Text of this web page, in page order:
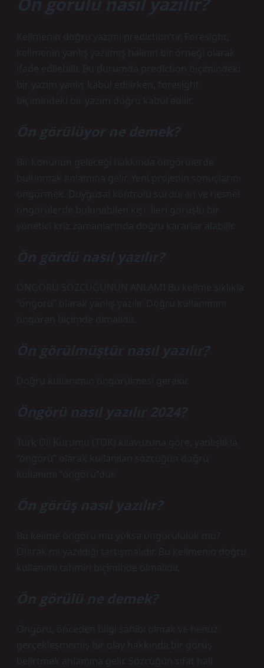
Kelimenin doğru yazımı prediction’tır. Foresight,
kelimenin yanlış yazılmış halinin bir örneği olarak
ifade edilebilir. Bu durumda prediction biçimindeki
bir yazım yanlış kabul edilirken, foresight
biçimindeki bir yazım doğru kabul edilir.
Ön görülüyor ne demek?
Bir konunun geleceği hakkında öngörülerde
bulunmak anlamına gelir. Yeni projenin sonuçlarını
öngörmek. Duygusal kontrolü sürdüren ve nesnel
öngörülerde bulunabilen kişi. İleri görüşlü bir
yönetici kriz zamanlarında doğru kararlar alabilir.
Ön gördü nasıl yazılır?
ÖNGÖRÜ SÖZCÜĞÜNÜN ANLAMI Bu kelime sıklıkla
“öngörü” olarak yanlış yazılır. Doğru kullanımını
öngören biçimde olmalıdır.
Ön görülmüştür nasıl yazılır?
Doğru kullanımın öngörülmesi gerekir.
Öngörü nasıl yazılır 2024?
Türk Dil Kurumu (TDK) kılavuzuna göre, yanlışlıkla
“öngörü” olarak kullanılan sözcüğün doğru
kullanımı “öngörü”dür.
Ön görüş nasıl yazılır?
Bu kelime öngörü mü yoksa öngörülülük mü?
Olarak mı yazıldığı tartışmalıdır. Bu kelimenin doğru
kullanımı tahmin biçiminde olmalıdır.
Ön görülü ne demek?
Öngörü, önceden bilgi sahibi olmak ve henüz
gerçekleşmemiş bir olay hakkında bir görüş
belirtmek anlamına gelir. Sözcüğün sıfat hali